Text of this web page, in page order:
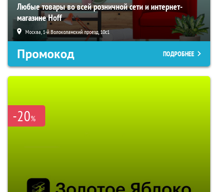
Любые товары во всей розничной сети и интернет-
магазине Hoff
Москва, 1-й Волоколамский проезд, 10с1
Промокод ПОДРОБНЕЕ
-20%